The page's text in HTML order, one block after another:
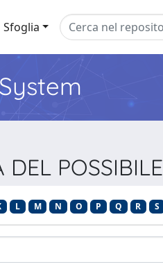
Sfoglia
POSSIBILE
L M N O P Q R S